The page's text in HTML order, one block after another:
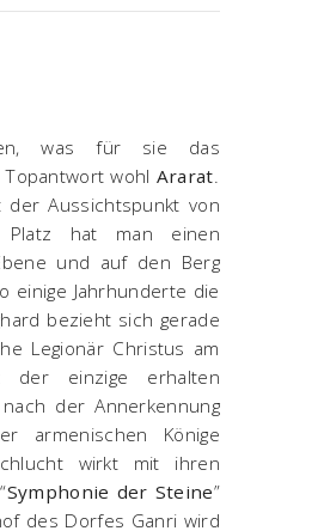
was für sie das
wohl Ararat.
Aussichtspunkt von
hat man einen
und auf den Berg
einige Jahrhunderte die
bezieht sich gerade
Legionär Christus am
der einzige erhalten
der Annerkennung
armenischen Könige
wirkt mit ihren
Symphonie der Steine”
des Dorfes Ganri wird